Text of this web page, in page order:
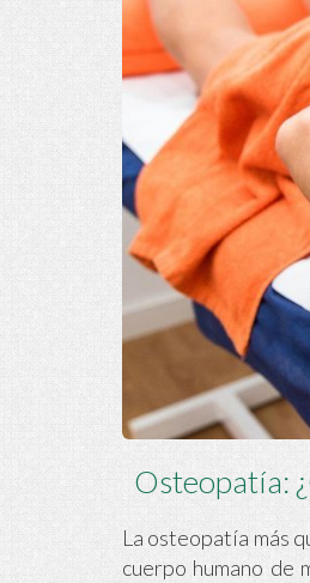
Osteopatía:
La osteopatía más
cuerpo humano de